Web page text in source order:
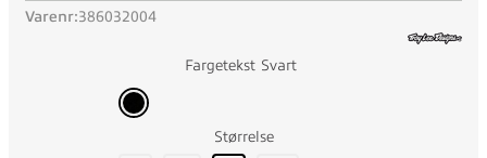
Varenr:386032004
Fargetekst Svart
Størrelse